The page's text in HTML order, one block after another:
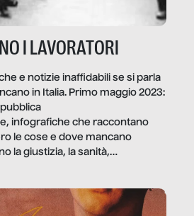
I LAVORATORI
e notizie inaffidabili se si parla
in Italia. Primo maggio 2023:
infografiche che raccontano
le cose e dove mancano
la giustizia, la sanità,